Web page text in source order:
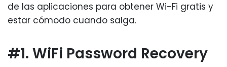
de las aplicaciones para obtener Wi-Fi gratis y
estar cómodo cuando salga.
#1. WiFi Password Recovery